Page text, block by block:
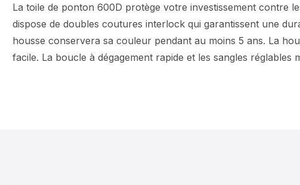
La toile de ponton 600D protège votre investissement contre
dispose de doubles coutures interlock qui garantissent une
housse conservera sa couleur pendant au moins 5 ans. La
facile. La boucle à dégagement rapide et les sangles